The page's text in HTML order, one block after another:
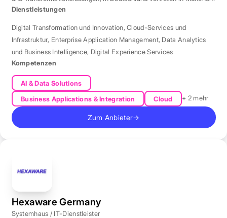
Dienstleistungen
Digital Transformation und Innovation,Cloud-Services und
Infrastruktur, Enterprise Application Management, Data Analytics
und Business Intelligence, Digital Experience Services
Kompetenzen
AI & Data Solutions
Business Applications & Integration
Cloud + 2 mehr
Zum Anbieter→
Hexaware Germany
Systemhaus / IT-Dienstleister